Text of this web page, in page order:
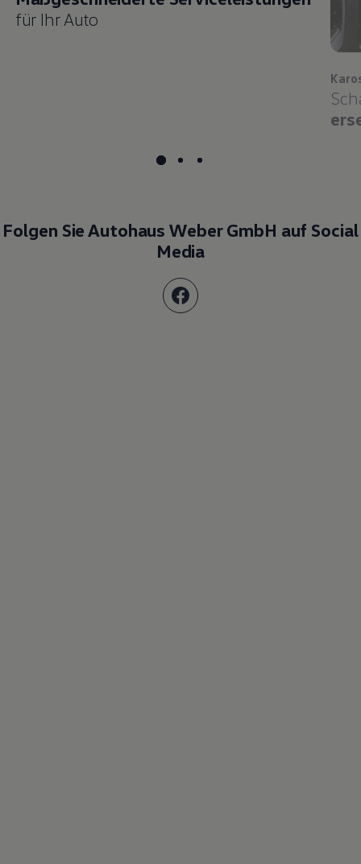
für Ihr Auto
Folgen Sie Autohaus Weber GmbH auf Social
Media